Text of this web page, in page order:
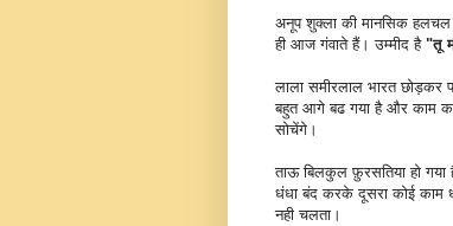
अनूप शुक्ला की मानसिक हलचल
ही आज गंवाते हैं। उम्मीद है "तू
लाला समीरलाल भारत
बहुत आगे बढ गया है और काम
सोचेंगे।
ताऊ बिलकुल फ़ुरसतिया हो
धंधा बंद करके दूसरा कोई काम
नही चलता।